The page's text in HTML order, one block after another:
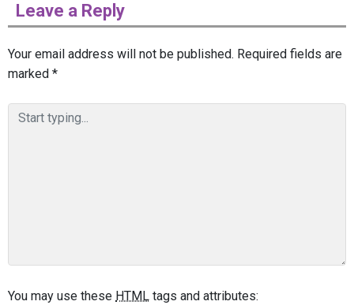
Leave a Reply
Your email address will not be published. Required fields are
marked *
You may use these HTML tags and attributes: